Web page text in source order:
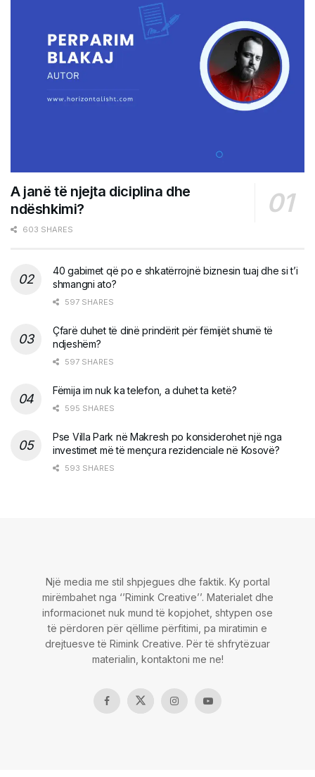
A janë të njejta diciplina dhe
ndëshkimi?
603 SHARES
40 gabimet që po e shkatërrojnë biznesin tuaj dhe si t’i
shmangni ato?
597 SHARES
Çfarë duhet të dinë prindërit për fëmijët shumë të
ndjeshëm?
597 SHARES
Fëmija im nuk ka telefon, a duhet ta ketë?
595 SHARES
Pse Villa Park në Makresh po konsiderohet një nga
investimet më të mençura rezidenciale në Kosovë?
593 SHARES
Një media me stil shpjegues dhe faktik. Ky portal
mirëmbahet nga ‘’Rimink Creative’’. Materialet dhe
informacionet nuk mund të kopjohet, shtypen ose
të përdoren për qëllime përfitimi, pa miratimin e
drejtuesve të Rimink Creative. Për të shfrytëzuar
materialin, kontaktoni me ne!